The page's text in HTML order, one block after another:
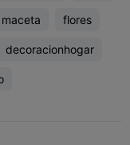
maceta flores
decoracionhogar